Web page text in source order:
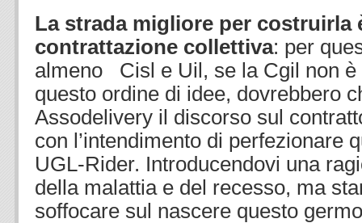
La strada migliore per costruirla
contrattazione collettiva: per
almeno Cisl e Uil, se la Cgil non è
questo ordine di idee, dovrebbero
Assodelivery il discorso sul
con l’intendimento di perfezionare
UGL-Rider. Introducendovi una
della malattia e del recesso, ma
soffocare sul nascere questo